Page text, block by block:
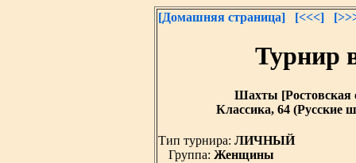
[Домашняя страница] [<<<]
Турнир
Шахты [Ростовская
Классика, 64 (Русские
Тип турнира: ЛИЧНЫЙ
Группа: Женщины